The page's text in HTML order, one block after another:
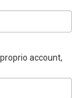
account,